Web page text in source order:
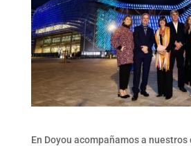
En Doyou acompañamos a